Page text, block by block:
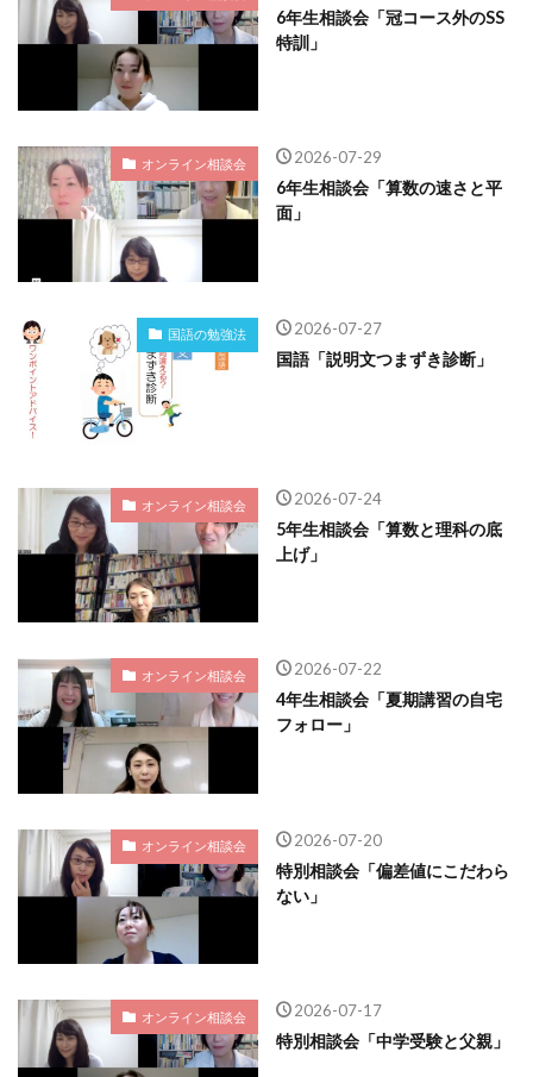
6年生相談会「冠コース外のSS
特訓」
オンライン相談会 2026-07-29
6年生相談会「算数の速さと平
面」
国語の勉強法 2026-07-27
国語「説明文つまずき診断」
オンライン相談会 2026-07-24
5年生相談会「算数と理科の底
上げ」
オンライン相談会 2026-07-22
4年生相談会「夏期講習の自宅
フォロー」
オンライン相談会 2026-07-20
特別相談会「偏差値にこだわら
ない」
オンライン相談会 2026-07-17
特別相談会「中学受験と父親」